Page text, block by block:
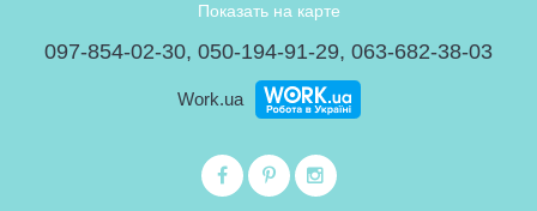
Показать на карте
097-854-02-30, 050-194-91-29, 063-682-38-03
Work.ua